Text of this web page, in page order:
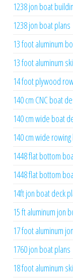
1238 jon boat
1238 jon boat plans
13 foot aluminum
13 foot aluminum
14 foot plywood
140 cm CNC boat
140 cm wide boat
140 cm wide
1448 flat bottom
1448 flat bottom
14ft jon boat deck
15 ft aluminum jon
17 foot aluminum
1760 jon boat plans
18 foot aluminum